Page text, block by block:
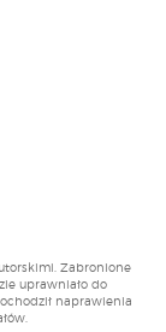
Zabronione
uprawniało do
naprawienia